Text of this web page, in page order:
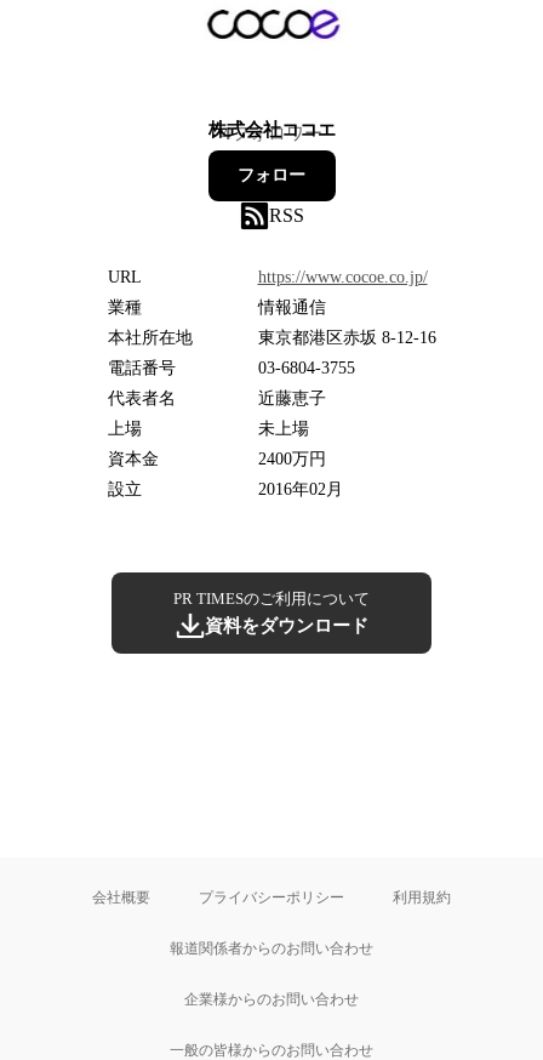
株式会社ココエ
4フォロワー
フォロー
RSS
URL
https://www.cocoe.co.jp/
業種
情報通信
本社所在地
東京都港区赤坂 8-12-16
電話番号
03-6804-3755
代表者名
近藤恵子
上場
未上場
資本金
2400万円
設立
2016年02月
PR TIMESのご利用について
資料をダウンロード
会社概要 プライバシーポリシー 利用規約
報道関係者からのお問い合わせ
企業様からのお問い合わせ
一般の皆様からのお問い合わせ